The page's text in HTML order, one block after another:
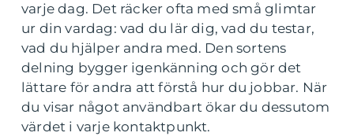
varje dag. Det räcker ofta med små glimtar
ur din vardag: vad du lär dig, vad du testar,
vad du hjälper andra med. Den sortens
delning bygger igenkänning och gör det
lättare för andra att förstå hur du jobbar. När
du visar något användbart ökar du dessutom
värdet i varje kontaktpunkt.